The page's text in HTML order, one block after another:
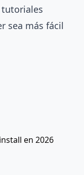
sea más fácil
en 2026